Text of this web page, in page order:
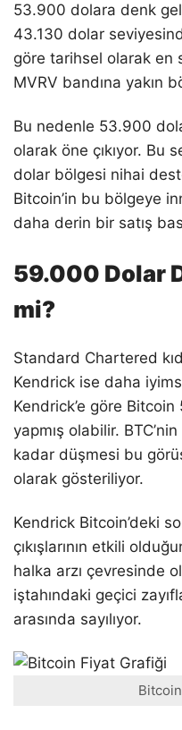
53.900 dolara denk
43.130 dolar
göre tarihsel olarak en
MVRV bandına yakın
Bu nedenle 53.900
olarak öne çıkıyor. Bu
dolar bölgesi nihai
Bitcoin’in bu bölgeye
daha derin bir satış
59.000 Dolar
mi?
Standard Chartered
Kendrick ise daha
Kendrick’e göre
yapmış olabilir.
kadar düşmesi bu
olarak gösteriliyor.
Kendrick Bitcoin’deki
çıkışlarının etkili
halka arzı çevresinde
iştahındaki geçici
arasında sayılıyor.